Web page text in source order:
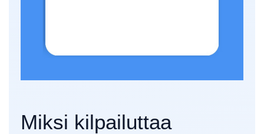
Miksi kilpailuttaa